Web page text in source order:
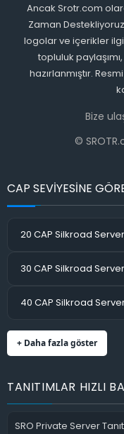
Ancak Srotr.com
Zaman
logolar ve içerikler
topluluk
hazırlanmıştır.
Bize
©
CAP SEVİYESİNE
20 CAP Silkroad Server
30 CAP Silkroad Server
40 CAP Silkroad
+ Daha fazla göster
TANITIMLAR HIZLI
SRO Private Server